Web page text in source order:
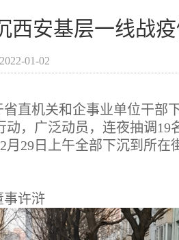
安基层一线战疫
2022-01-02
直机关和企事业单位干部
，广泛动员，连夜抽调19
29日上午全部下沉到所在
事许浒